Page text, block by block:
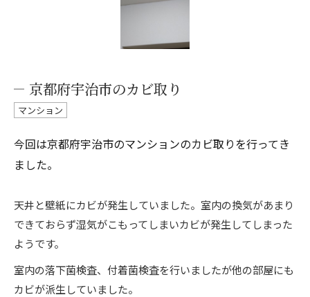
京都府宇治市のカビ取り
マンション
今回は京都府宇治市のマンションのカビ取りを行ってき
ました。
天井と壁紙にカビが発生していました。室内の換気があまり
できておらず湿気がこもってしまいカビが発生してしまった
ようです。
室内の落下菌検査、付着菌検査を行いましたが他の部屋にも
カビが派生していました。